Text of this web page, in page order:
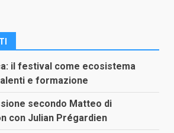
il festival come ecosistema
e formazione
secondo Matteo di
con Julian Prégardien